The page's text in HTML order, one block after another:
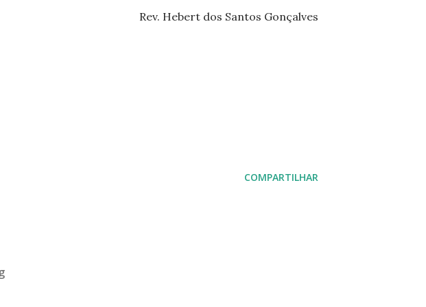
Rev. Hebert dos Santos Gonçalves
COMPARTILHAR